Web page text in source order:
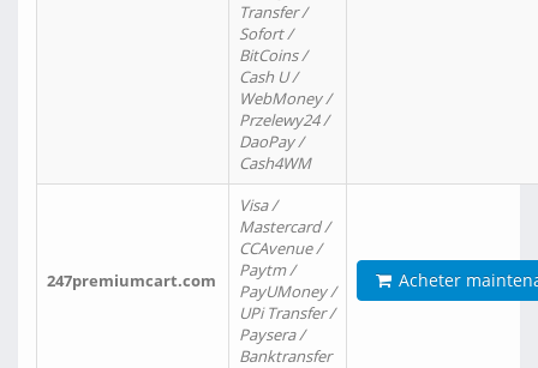
Transfer /
Sofort /
BitCoins /
Cash U /
WebMoney /
Przelewy24 /
DaoPay /
Cash4WM
247premiumcart.com
Visa /
Mastercard /
CCAvenue /
Paytm /
PayUMoney /
UPi Transfer /
Paysera /
Banktransfer
Acheter